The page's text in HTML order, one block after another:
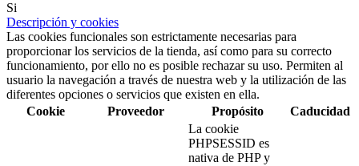
Si
Descripción y cookies
Las cookies funcionales son estrictamente necesarias para
proporcionar los servicios de la tienda, así como para su correcto
funcionamiento, por ello no es posible rechazar su uso. Permiten al
usuario la navegación a través de nuestra web y la utilización de las
diferentes opciones o servicios que existen en ella.
Cookie
Proveedor Propósito Caducidad
La cookie
PHPSESSID es
nativa de PHP y